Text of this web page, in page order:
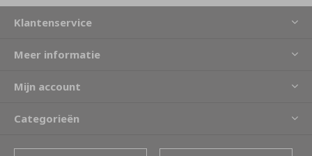
Klantenservice
Meer informatie
Mijn account
Categorieën